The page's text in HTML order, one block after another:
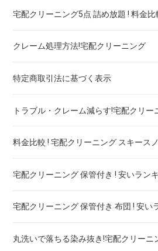
ブランドコート！宅配クリーニング
ブランドワンピース！宅配クリーニ
スカート・パンツ
セーター・カーディガン
スラックス
ブランドジャケット！宅配クリーニ
ブランドブラウス！宅配クリーニン
ブランドネクタイ！宅配クリーニン
宅配クリーニング5点 詰め放題 ! 料金比
クレーム処理方法!宅配クリーニング
特定商取引法に基づく表示
トラブル・クレーム減らす!宅配クリー
料金比較 ! 宅配クリーニング スキース
宅配クリーニング 保管付き ! 安いラン
宅配クリーニング 保管付き ブーツ !
宅配クリーニング 保管付き コート !
宅配クリーニング 保管付き 布団 ! 安い
宅配クリーニング 保管付き 羽毛布団
丸洗いで落ちる染み抜き!宅配クリーニ